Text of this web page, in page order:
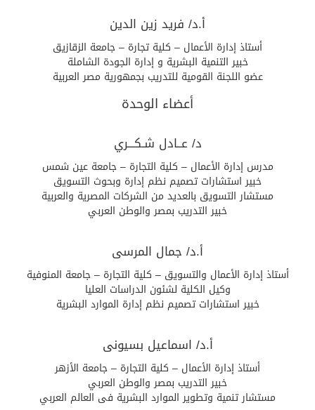
أ.د/ فريد زين الدين
أستاذ إدارة الأعمال – كلية تجارة – جامعة الزقازيق
خبير التنمية البشرية و إدارة الجودة الشاملة
عضو اللجنة القومية للتدريب بجمهورية مصر العربية
أعضاء الوحدة
د/ عــادل شـكـــري
مدرس إدارة الأعمال – كلية التجارة – جامعة عين شمس
خبير استشارات تصميم نظم إدارة وبحوث التسويق
مستشار التسويق بالعديد من الشركات المصرية والعربية
خبير التدريب بمصر والوطن العربي
أ.د/ جمال المرسى
أستاذ إدارة الأعمال والتسويق – كلية التجارة – جامعة المنوفية
وكيل الكلية لشئون الدراسات العليا
خبير استشارات تصميم نظم إدارة الموارد البشرية
أ.د/ اسماعيل بسيونى
أستاذ إدارة الأعمال – كلية التجارة – جامعة الأزهر
خبير التدريب بمصر والوطن العربي
مستشار تنمية وتطوير الموارد البشرية فى العالم العربي